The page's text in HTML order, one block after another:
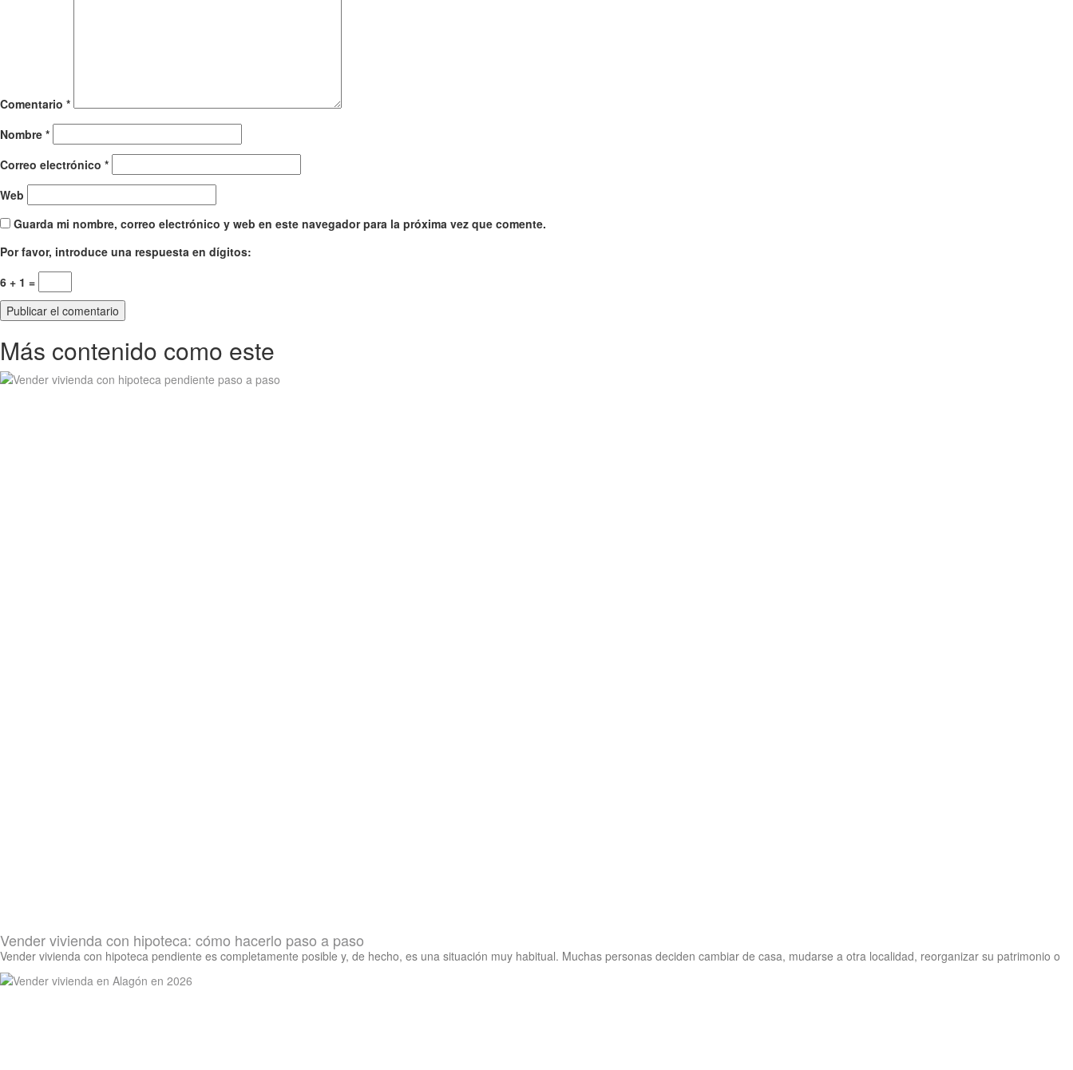
Comentario *
Nombre *
Correo electrónico *
Web
Guarda mi nombre, correo electrónico y web en este navegador para la próxima vez que comente.
Por favor, introduce una respuesta en dígitos:
6 + 1 =
Más contenido como este
Vender vivienda con hipoteca: cómo hacerlo paso a paso
Vender vivienda con hipoteca pendiente es completamente posible y, de hecho, es una situación muy habitual. Muchas personas deciden cambiar de casa, mudarse a otra localidad, reorganizar su patrimonio o